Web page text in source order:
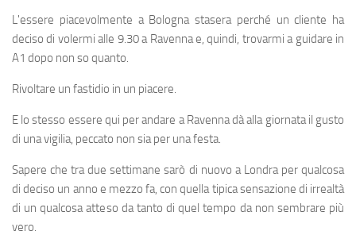
L'essere piacevolmente a Bologna stasera perché un cliente ha
deciso di volermi alle 9.30 a Ravenna e, quindi, trovarmi a guidare in
A1 dopo non so quanto.
Rivoltare un fastidio in un piacere.
E lo stesso essere qui per andare a Ravenna dà alla giornata il gusto
di una vigilia, peccato non sia per una festa.
Sapere che tra due settimane sarò di nuovo a Londra per qualcosa
di deciso un anno e mezzo fa, con quella tipica sensazione di irrealtà
di un qualcosa atteso da tanto di quel tempo da non sembrare più
vero.